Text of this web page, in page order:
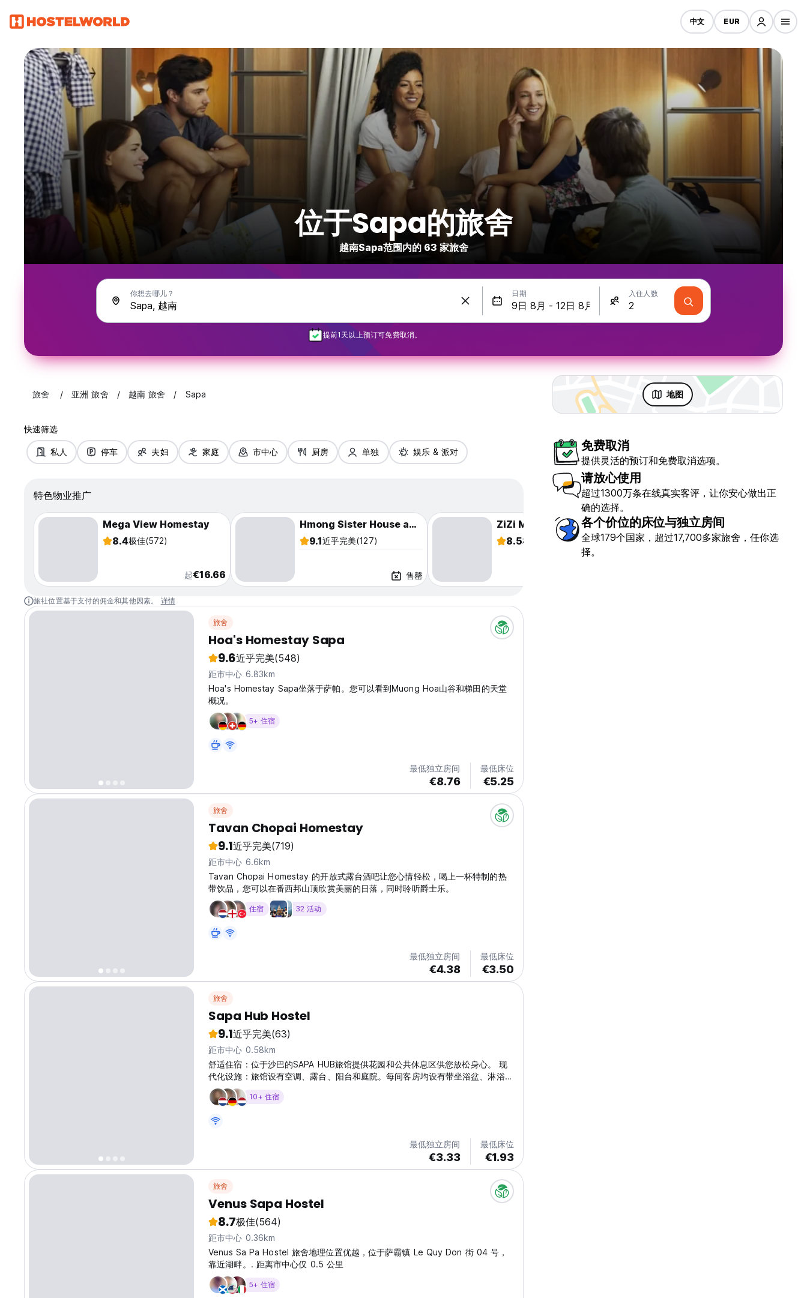
中文 EUR
位于Sapa的旅舍
越南Sapa范围内的 63 家旅舍
你想去哪儿？ 日期 入住人数
提前1天以上预订可免费取消。
旅舍 亚洲 旅舍 越南 旅舍 Sapa 地图
快速筛选
私人 停车 夫妇 家庭 市中心 厨房 单独 娱乐 & 派对
特色物业推广
Mega View Homestay
8.4极佳(572)
起€16.66
Hmong Sister House and Trekking
9.1近乎完美(127)
售罄
ZiZi Mekhoo Sapa Homestay
8.5极佳 (155)
旅社位置基于支付的佣金和其他因素。 详情
旅舍
Hoa's Homestay Sapa
9.6近乎完美(548)
距市中心 6.83km
Hoa's Homestay Sapa坐落于萨帕。您可以看到Muong Hoa山谷和梯田的天堂
概况。
5+ 住宿
最低独立房间
€8.76
最低床位
€5.25
旅舍
Tavan Chopai Homestay
9.1近乎完美(719)
距市中心 6.6km
Tavan Chopai Homestay 的开放式露台酒吧让您心情轻松，喝上一杯特制的热
带饮品，您可以在番西邦山顶欣赏美丽的日落，同时聆听爵士乐。
住宿 32 活动
最低独立房间
€4.38
最低床位
€3.50
旅舍
Sapa Hub Hostel
9.1近乎完美(63)
距市中心 0.58km
舒适住宿：位于沙巴的SAPA HUB旅馆提供花园和公共休息区供您放松身心。 现
代化设施：旅馆设有空调、露台、阳台和庭院。每间客房均设有带坐浴盆、淋浴和
免费洗浴用品的私人浴室。 早餐选择：美式、全套英式/爱尔兰式、素食和亚洲风
味。用餐区提供舒适的用餐空间。费用 70,000 越南盾/人 当地景点：沙巴湖距离
Ham Rong Garden 和沙巴石教堂，距离旅馆均不到 1 公里。 (Auto-translated
10+ 住宿
最低独立房间
€3.33
最低床位
€1.93
旅舍
Venus Sapa Hostel
8.7极佳(564)
距市中心 0.36km
Venus Sa Pa Hostel 旅舍地理位置优越，位于萨霸镇 Le Quy Don 街 04 号，
靠近湖畔。. 距离市中心仅 0.5 公里
5+ 住宿
免费取消
提供灵活的预订和免费取消选项。
请放心使用
超过1300万条在线真实客评，让你安心做出正
确的选择。
各个价位的床位与独立房间
全球179个国家，超过17,700多家旅舍，任你选
择。